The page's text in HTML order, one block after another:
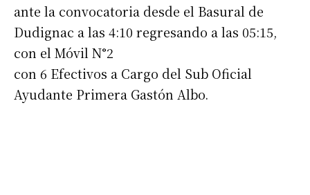
ante la convocatoria desde el Basural de
Dudignac a las 4:10 regresando a las 05:15,
con el Móvil N°2
con 6 Efectivos a Cargo del Sub Oficial
Ayudante Primera Gastón Albo.